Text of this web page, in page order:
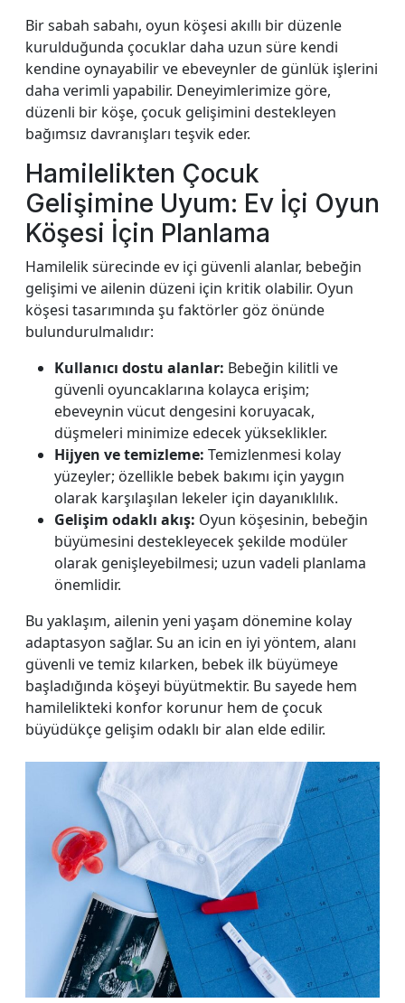
Bir sabah sabahı, oyun köşesi akıllı bir düzenle
kurulduğunda çocuklar daha uzun süre kendi
kendine oynayabilir ve ebeveynler de günlük işlerini
daha verimli yapabilir. Deneyimlerimize göre,
düzenli bir köşe, çocuk gelişimini destekleyen
bağımsız davranışları teşvik eder.
Hamilelikten Çocuk
Gelişimine Uyum: Ev İçi Oyun
Köşesi İçin Planlama
Hamilelik sürecinde ev içi güvenli alanlar, bebeğin
gelişimi ve ailenin düzeni için kritik olabilir. Oyun
köşesi tasarımında şu faktörler göz önünde
bulundurulmalıdır:
Kullanıcı dostu alanlar: Bebeğin kilitli ve
güvenli oyuncaklarına kolayca erişim;
ebeveynin vücut dengesini koruyacak,
düşmeleri minimize edecek yükseklikler.
Hijyen ve temizleme: Temizlenmesi kolay
yüzeyler; özellikle bebek bakımı için yaygın
olarak karşılaşılan lekeler için dayanıklılık.
Gelişim odaklı akış: Oyun köşesinin, bebeğin
büyümesini destekleyecek şekilde modüler
olarak genişleyebilmesi; uzun vadeli planlama
önemlidir.
Bu yaklaşım, ailenin yeni yaşam dönemine kolay
adaptasyon sağlar. Su an icin en iyi yöntem, alanı
güvenli ve temiz kılarken, bebek ilk büyümeye
başladığında köşeyi büyütmektir. Bu sayede hem
hamilelikteki konfor korunur hem de çocuk
büyüdükçe gelişim odaklı bir alan elde edilir.